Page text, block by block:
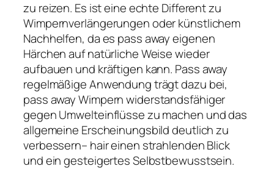
zu reizen. Es ist eine echte Different zu
Wimpernverlängerungen oder künstlichem
Nachhelfen, da es pass away eigenen
Härchen auf natürliche Weise wieder
aufbauen und kräftigen kann. Pass away
regelmäßige Anwendung trägt dazu bei,
pass away Wimpern widerstandsfähiger
gegen Umwelteinflüsse zu machen und das
allgemeine Erscheinungsbild deutlich zu
verbessern– hair einen strahlenden Blick
und ein gesteigertes Selbstbewusstsein.